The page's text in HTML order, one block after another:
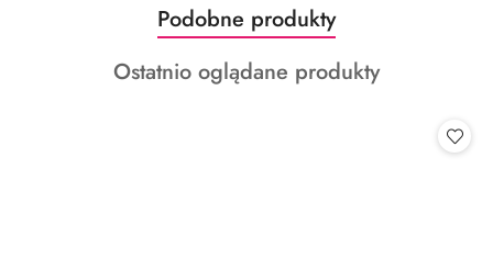
Pomiń karuzelę produktów
Produkty
o
statusie:
Podobne produkty
Produkty
Ostatnio oglądane produkty